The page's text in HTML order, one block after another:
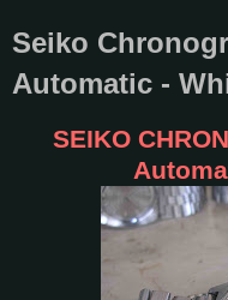
Seiko
Automatic -
SEIKO